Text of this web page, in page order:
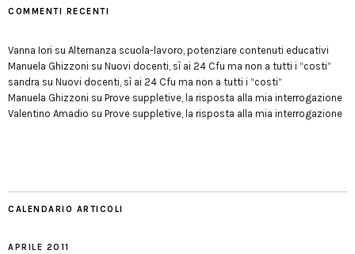
COMMENTI RECENTI
Vanna Iori su Alternanza scuola-lavoro, potenziare contenuti educativi
Manuela Ghizzoni su Nuovi docenti, sì ai 24 Cfu ma non a tutti i “costi”
sandra su Nuovi docenti, sì ai 24 Cfu ma non a tutti i “costi”
Manuela Ghizzoni su Prove suppletive, la risposta alla mia interrogazione
Valentino Amadio su Prove suppletive, la risposta alla mia interrogazione
CALENDARIO ARTICOLI
APRILE 2011